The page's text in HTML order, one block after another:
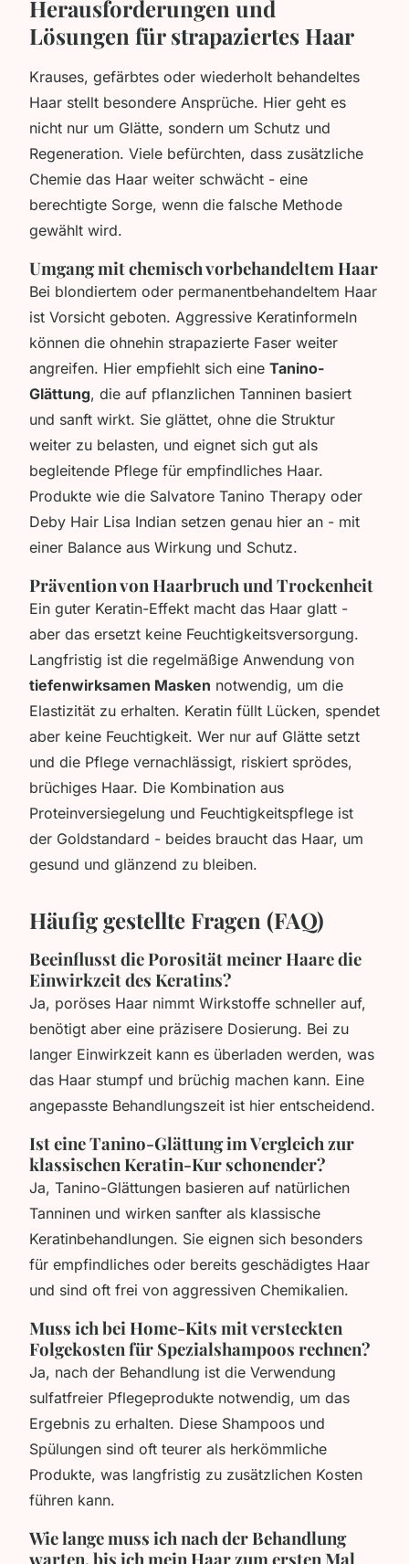
Herausforderungen und
Lösungen für strapaziertes Haar
Krauses, gefärbtes oder wiederholt behandeltes
Haar stellt besondere Ansprüche. Hier geht es
nicht nur um Glätte, sondern um Schutz und
Regeneration. Viele befürchten, dass zusätzliche
Chemie das Haar weiter schwächt - eine
berechtigte Sorge, wenn die falsche Methode
gewählt wird.
Umgang mit chemisch vorbehandeltem Haar
Bei blondiertem oder permanentbehandeltem Haar
ist Vorsicht geboten. Aggressive Keratinformeln
können die ohnehin strapazierte Faser weiter
angreifen. Hier empfiehlt sich eine Tanino-
Glättung, die auf pflanzlichen Tanninen basiert
und sanft wirkt. Sie glättet, ohne die Struktur
weiter zu belasten, und eignet sich gut als
begleitende Pflege für empfindliches Haar.
Produkte wie die Salvatore Tanino Therapy oder
Deby Hair Lisa Indian setzen genau hier an - mit
einer Balance aus Wirkung und Schutz.
Prävention von Haarbruch und Trockenheit
Ein guter Keratin-Effekt macht das Haar glatt -
aber das ersetzt keine Feuchtigkeitsversorgung.
Langfristig ist die regelmäßige Anwendung von
tiefenwirksamen Masken notwendig, um die
Elastizität zu erhalten. Keratin füllt Lücken, spendet
aber keine Feuchtigkeit. Wer nur auf Glätte setzt
und die Pflege vernachlässigt, riskiert sprödes,
brüchiges Haar. Die Kombination aus
Proteinversiegelung und Feuchtigkeitspflege ist
der Goldstandard - beides braucht das Haar, um
gesund und glänzend zu bleiben.
Häufig gestellte Fragen (FAQ)
Beeinflusst die Porosität meiner Haare die
Einwirkzeit des Keratins?
Ja, poröses Haar nimmt Wirkstoffe schneller auf,
benötigt aber eine präzisere Dosierung. Bei zu
langer Einwirkzeit kann es überladen werden, was
das Haar stumpf und brüchig machen kann. Eine
angepasste Behandlungszeit ist hier entscheidend.
Ist eine Tanino-Glättung im Vergleich zur
klassischen Keratin-Kur schonender?
Ja, Tanino-Glättungen basieren auf natürlichen
Tanninen und wirken sanfter als klassische
Keratinbehandlungen. Sie eignen sich besonders
für empfindliches oder bereits geschädigtes Haar
und sind oft frei von aggressiven Chemikalien.
Muss ich bei Home-Kits mit versteckten
Folgekosten für Spezialshampoos rechnen?
Ja, nach der Behandlung ist die Verwendung
sulfatfreier Pflegeprodukte notwendig, um das
Ergebnis zu erhalten. Diese Shampoos und
Spülungen sind oft teurer als herkömmliche
Produkte, was langfristig zu zusätzlichen Kosten
führen kann.
Wie lange muss ich nach der Behandlung
warten, bis ich mein Haar zum ersten Mal